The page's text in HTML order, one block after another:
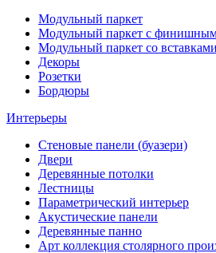
Модульный паркет
Модульный паркет с
Модульный паркет со вставками
Декоры
Розетки
Бордюры
Интерьеры
Стеновые панели (буазери)
Двери
Деревянные потолки
Лестницы
Параметрический интерьер
Акустические панели
Деревянные панно
Арт коллекция столярного